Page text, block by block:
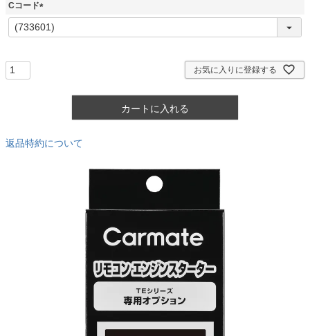
Cコード
(
必
お気に入りに登録する
カートに入れる
返品特約について